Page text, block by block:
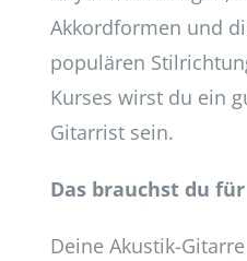
Akkordformen und
populären
Kurses wirst du ein
Gitarrist sein.
Das brauchst du
Deine Akustik-